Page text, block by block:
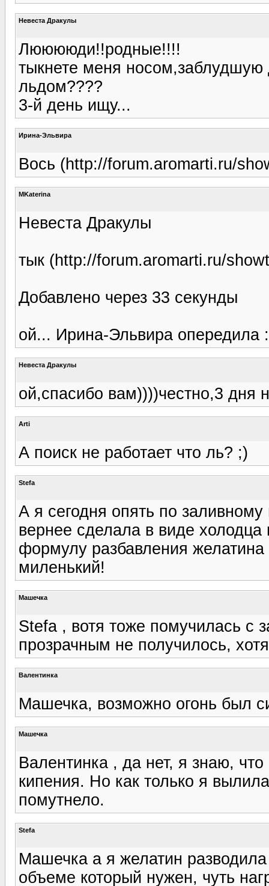
Невеста Дракулы
Лююююди!!родные!!!!
тыкнете меня
льдом????
3-й день ищу...
Ирина-Эльвира
Вось (http://forum.aromarti.ru/
MKaterina
Невеста Дракулы
тык (http://forum.aromarti.ru/
Добавлено через 33 секунды
ой... Ирина-Эльвира опередила
Невеста Дракулы
ой,спасибо вам))))честно,3 дня
Arti
А поиск не работает что ль? ;)
Stefa
А я сегодня опять по
вернее сделала в виде холодца
формулу разбавления
миленький!
Машечка
Stefa , вотя тоже помучилась с
прозрачным не получилось,
Валентинка
Машечка, возможно огонь был
Машечка
Валентинка , да нет, я знаю,
кипения. Но как только я
помутнело.
Stefa
Машечка а я желатин
объеме который нужен, чуть